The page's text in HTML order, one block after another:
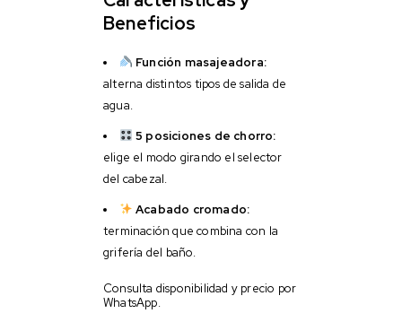
Beneficios
Función masajeadora:
alterna distintos tipos de salida de
agua.
5 posiciones de chorro:
elige el modo girando el selector
del cabezal.
Acabado cromado:
terminación que combina con la
grifería del baño.
Consulta disponibilidad y precio por
WhatsApp.